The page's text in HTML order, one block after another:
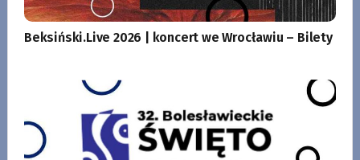
Beksiński.Live 2026 | koncert we Wrocławiu – Bilety